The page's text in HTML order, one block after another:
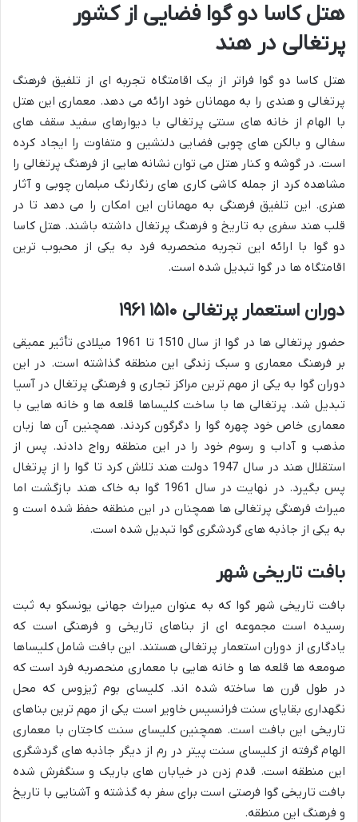
هتل کاسا دو گوا فضایی از کشور
پرتغالی در هند
هتل کاسا دو گوا فراتر از یک اقامتگاه تجربه ای از تلفیق فرهنگ
پرتغالی و هندی را به مهمانان خود ارائه می دهد. معماری این هتل
با الهام از خانه های سنتی پرتغالی با دیوارهای سفید سقف های
سفالی و بالکن های چوبی فضایی دلنشین و متفاوت را ایجاد کرده
است. در گوشه و کنار هتل می توان نشانه هایی از فرهنگ پرتغالی را
مشاهده کرد از جمله کاشی کاری های رنگارنگ مبلمان چوبی و آثار
هنری. این تلفیق فرهنگی به مهمانان این امکان را می دهد تا در
قلب هند سفری به تاریخ و فرهنگ پرتغال داشته باشند. هتل کاسا
دو گوا با ارائه این تجربه منحصربه فرد به یکی از محبوب ترین
اقامتگاه ها در گوا تبدیل شده است.
دوران استعمار پرتغالی ۱۵۱۰ ۱۹۶۱
حضور پرتغالی ها در گوا از سال 1510 تا 1961 میلادی تأثیر عمیقی
بر فرهنگ معماری و سبک زندگی این منطقه گذاشته است. در این
دوران گوا به یکی از مهم ترین مراکز تجاری و فرهنگی پرتغال در آسیا
تبدیل شد. پرتغالی ها با ساخت کلیساها قلعه ها و خانه هایی با
معماری خاص خود چهره گوا را دگرگون کردند. همچنین آن ها زبان
مذهب و آداب و رسوم خود را در این منطقه رواج دادند. پس از
استقلال هند در سال 1947 دولت هند تلاش کرد تا گوا را از پرتغال
پس بگیرد. در نهایت در سال 1961 گوا به خاک هند بازگشت اما
میراث فرهنگی پرتغالی ها همچنان در این منطقه حفظ شده است و
به یکی از جاذبه های گردشگری گوا تبدیل شده است.
بافت تاریخی شهر
بافت تاریخی شهر گوا که به عنوان میراث جهانی یونسکو به ثبت
رسیده است مجموعه ای از بناهای تاریخی و فرهنگی است که
یادگاری از دوران استعمار پرتغالی هستند. این بافت شامل کلیساها
صومعه ها قلعه ها و خانه هایی با معماری منحصربه فرد است که
در طول قرن ها ساخته شده اند. کلیسای بوم ژیزوس که محل
نگهداری بقایای سنت فرانسیس خاویر است یکی از مهم ترین بناهای
تاریخی این بافت است. همچنین کلیسای سنت کاجتان با معماری
الهام گرفته از کلیسای سنت پیتر در رم از دیگر جاذبه های گردشگری
این منطقه است. قدم زدن در خیابان های باریک و سنگفرش شده
بافت تاریخی گوا فرصتی است برای سفر به گذشته و آشنایی با تاریخ
و فرهنگ این منطقه.